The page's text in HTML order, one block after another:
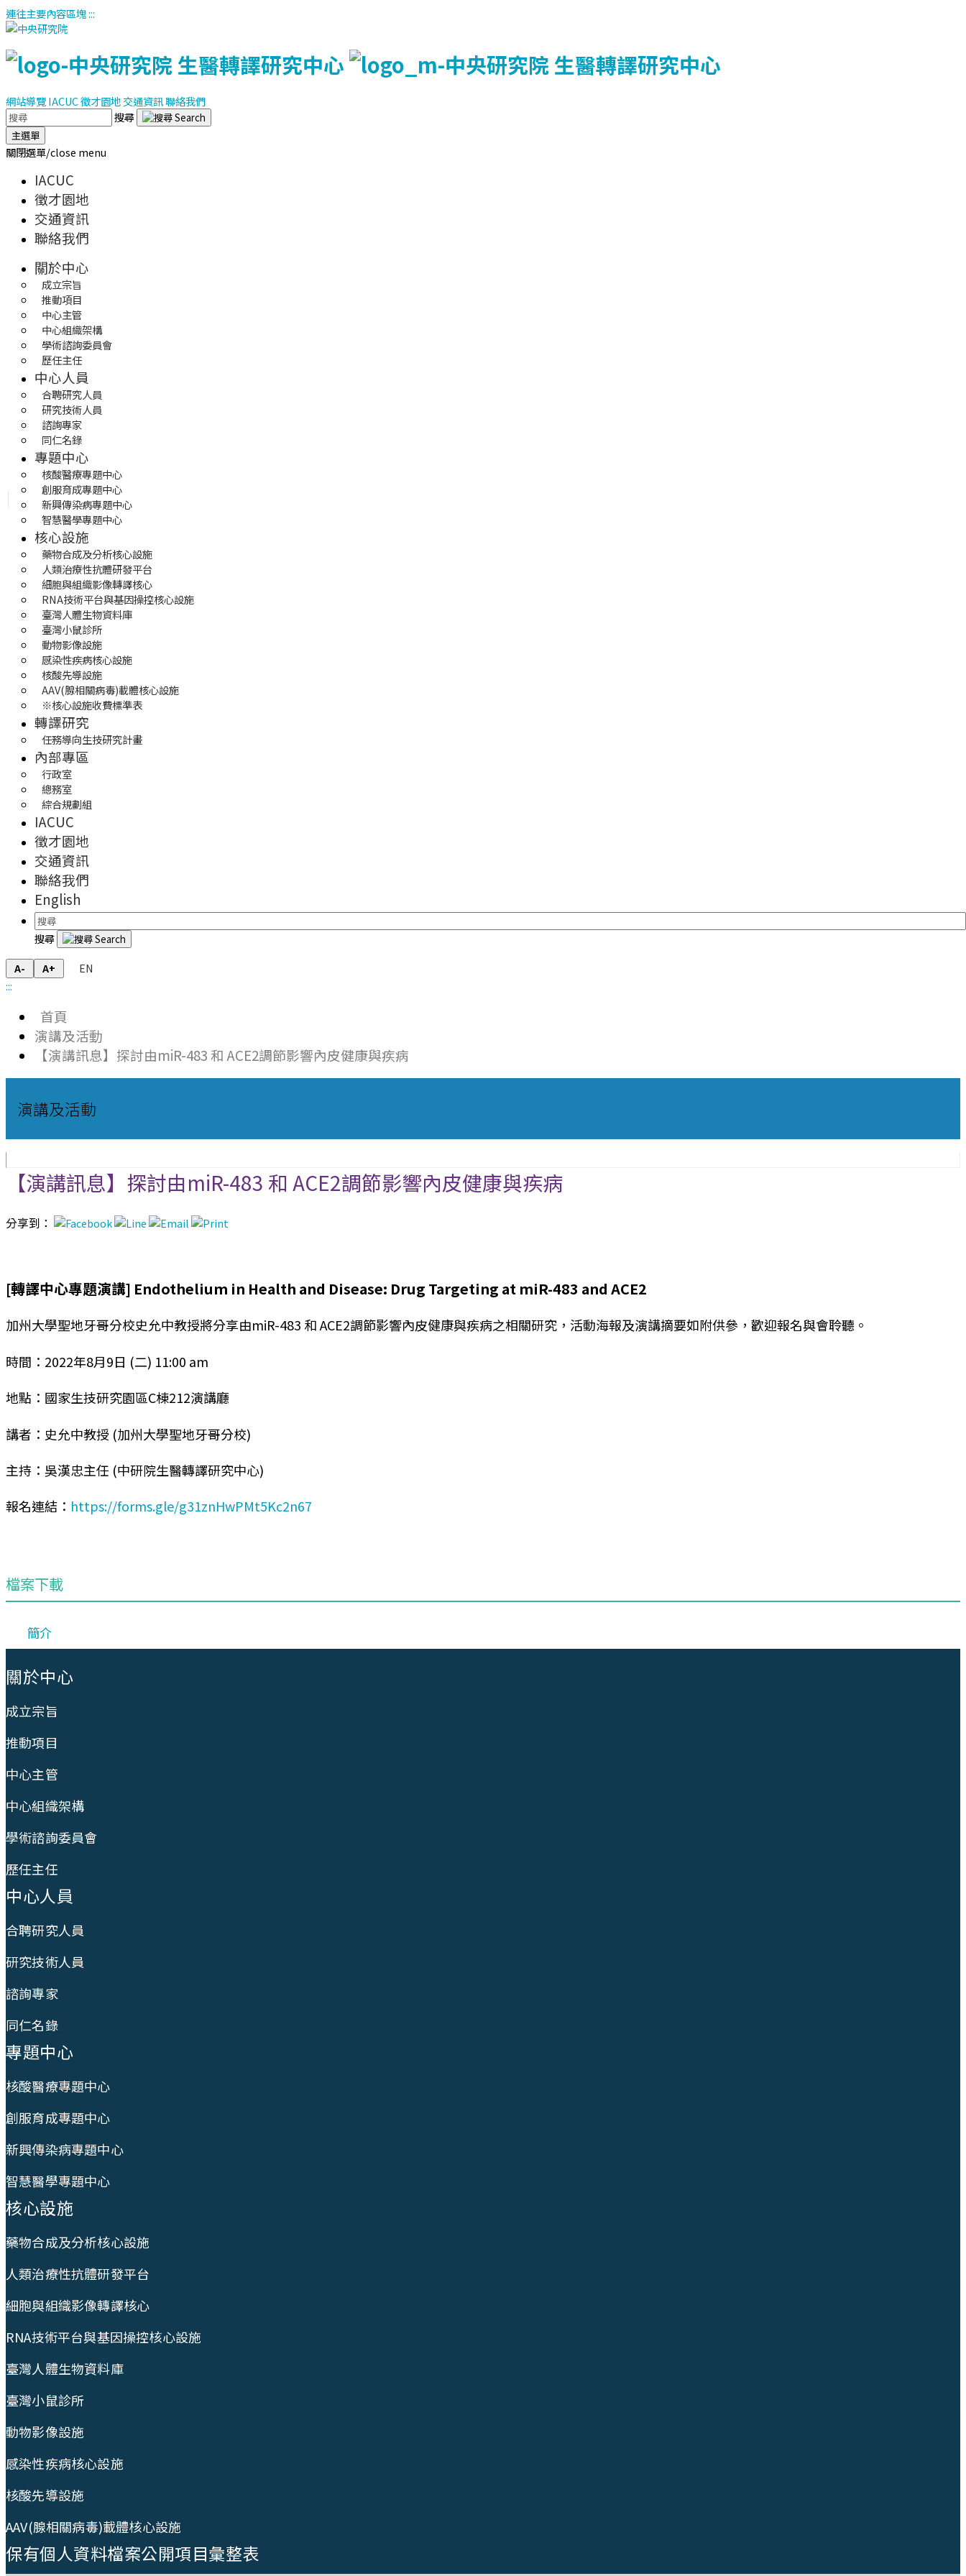
連往主要內容區塊:::
網站導覽IACUC徵才園地交通資訊聯絡我們
搜尋
主選單
關閉選單/close menu
IACUC
徵才園地
交通資訊
聯絡我們
關於中心
成立宗旨
推動項目
中心主管
中心組織架構
學術諮詢委員會
歷任主任
中心人員
合聘研究人員
研究技術人員
諮詢專家
同仁名錄
專題中心
核酸醫療專題中心
創服育成專題中心
新興傳染病專題中心
智慧醫學專題中心
核心設施
藥物合成及分析核心設施
人類治療性抗體研發平台
細胞與組織影像轉譯核心
RNA技術平台與基因操控核心設施
臺灣人體生物資料庫
臺灣小鼠診所
動物影像設施
感染性疾病核心設施
核酸先導設施
AAV(腺相關病毒)載體核心設施
※核心設施收費標準表
轉譯研究
任務導向生技研究計畫
內部專區
行政室
總務室
綜合規劃組
IACUC
徵才園地
交通資訊
聯絡我們
English
搜尋
A- A+
EN
:::
首頁
演講及活動
【演講訊息】探討由miR-483 和 ACE2調節影響內皮健康與疾病
演講及活動
【演講訊息】探討由miR-483 和 ACE2調節影響內皮健康與疾病
分享到：
[轉譯中心專題演講] Endothelium in Health and Disease: Drug Targeting at miR-483 and ACE2
加州大學聖地牙哥分校史允中教授將分享由miR-483 和 ACE2調節影響內皮健康與疾病之相關研究，活動海報及演講摘要如附供參，歡迎報名與會聆聽。
時間：2022年8月9日 (二) 11:00 am
地點：國家生技研究園區C棟212演講廳
講者：史允中教授 (加州大學聖地牙哥分校)
主持：吳漢忠主任 (中研院生醫轉譯研究中心)
報名連結： https://forms.gle/g31znHwPMt5Kc2n67
檔案下載
簡介
關於中心
成立宗旨
推動項目
中心主管
中心組織架構
學術諮詢委員會
歷任主任
中心人員
合聘研究人員
研究技術人員
諮詢專家
同仁名錄
專題中心
核酸醫療專題中心
創服育成專題中心
新興傳染病專題中心
智慧醫學專題中心
核心設施
藥物合成及分析核心設施
人類治療性抗體研發平台
細胞與組織影像轉譯核心
RNA技術平台與基因操控核心設施
臺灣人體生物資料庫
臺灣小鼠診所
動物影像設施
感染性疾病核心設施
核酸先導設施
AAV(腺相關病毒)載體核心設施
保有個人資料檔案公開項目彙整表